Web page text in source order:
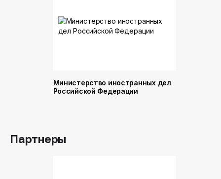
Министерство иностранных дел
Российской Федерации
Партнеры